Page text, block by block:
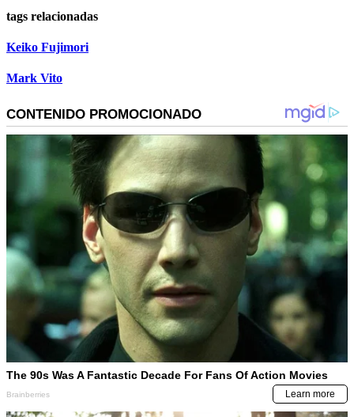
tags relacionadas
Keiko Fujimori
Mark Vito